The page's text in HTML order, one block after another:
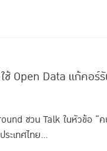
ช้ Open Data แก้คอร์
ชวน Talk ในหัวข้อ “ค
ะเทศไทย...